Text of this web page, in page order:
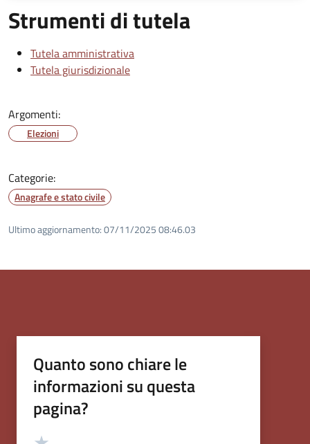
Strumenti di tutela
Tutela amministrativa
Tutela giurisdizionale
Argomenti:
Elezioni
Categorie:
Anagrafe e stato civile
Ultimo aggiornamento:07/11/2025 08:46.03
Quanto sono chiare le
informazioni su questa
pagina?
Valutazione